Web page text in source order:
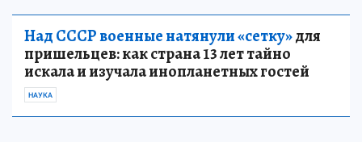
Над СССР военные натянули «сетку»для
пришельцев: как страна 13 лет тайно
искала и изучала инопланетных гостей
НАУКА